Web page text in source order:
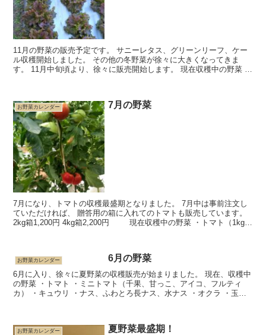
11月の野菜の販売予定です。 サニーレタス、グリーンリーフ、ケー
ル収穫開始しました。 その他の冬野菜が徐々に大きくなってきま
す。 11月中旬頃より、徐々に販売開始します。 現在収穫中の野菜 ・
お野菜カレンダー 7月の野菜
7月になり、トマトの収穫最盛期となりました。 7月中は事前注文し
ていただければ、 贈答用の箱に入れてのトマトも販売しています。
2kg箱1,200円 4kg箱2,200円 現在収穫中の野菜 ・トマト（1kg
お野菜カレンダー 6月の野菜
6月に入り、徐々に夏野菜の収穫販売が始まりました。 現在、収穫中
の野菜 ・トマト ・ミニトマト（千果、甘っこ、アイコ、フルティ
カ） ・キュウリ ・ナス、ふわとろ長ナス、水ナス ・オクラ ・玉ね
お野菜カレンダー 夏野菜最盛期！